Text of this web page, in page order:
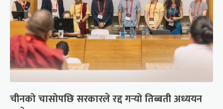
चीनको चासोपछि सरकारले रद्द गर्‍यो तिब्बती अध्ययन